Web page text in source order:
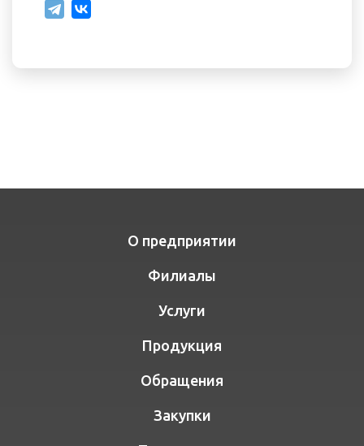
О предприятии
Филиалы
Услуги
Продукция
Обращения
Закупки